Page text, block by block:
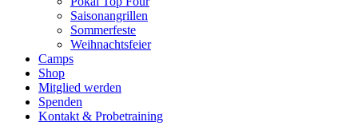
Saisonangrillen
Sommerfeste
Weihnachtsfeier
Camps
Shop
Mitglied werden
Spenden
Kontakt & Probetraining